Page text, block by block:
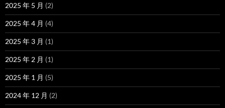
2025 年 5 月 (2)
2025 年 4 月 (4)
2025 年 3 月 (1)
2025 年 2 月 (1)
2025 年 1 月 (5)
2024 年 12 月 (2)